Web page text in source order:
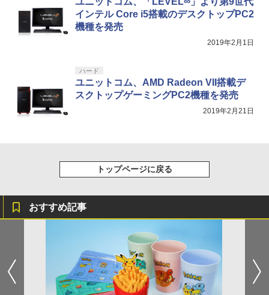
インテル Core i5搭載のデスクトップPC2
機種を発売
2019年2月1日
ハード
ユニットコム、AMD Radeon VII搭載デ
スクトップゲーミングPC2機種を発売
2019年2月21日
トップページに戻る
おすすめ記事